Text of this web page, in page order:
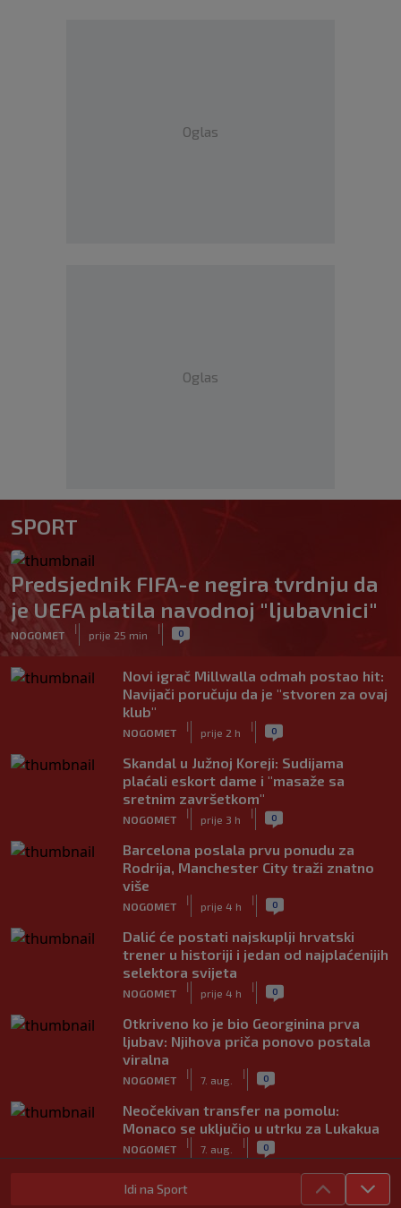
Oglas
Oglas
SPORT
Predsjednik FIFA-e negira tvrdnju da
je UEFA platila navodnoj "ljubavnici"
NOGOMET
|
prije 25 min
| 0
Novi igrač Millwalla odmah postao hit:
Navijači poručuju da je "stvoren za ovaj
klub"
NOGOMET
|
prije 2 h
| 0
Skandal u Južnoj Koreji: Sudijama
plaćali eskort dame i "masaže sa
sretnim završetkom"
NOGOMET
|
prije 3 h
| 0
Barcelona poslala prvu ponudu za
Rodrija, Manchester City traži znatno
više
NOGOMET
|
prije 4 h
| 0
Dalić će postati najskuplji hrvatski
trener u historiji i jedan od najplaćenijih
selektora svijeta
NOGOMET
|
prije 4 h
| 0
Otkriveno ko je bio Georginina prva
ljubav: Njihova priča ponovo postala
viralna
NOGOMET
|
7. aug.
| 0
Neočekivan transfer na pomolu:
Monaco se uključio u utrku za Lukakua
NOGOMET
|
7. aug.
| 0
Počela nova sezona: Željezničar na
Grbavici savladao BSK
Idi na Sport